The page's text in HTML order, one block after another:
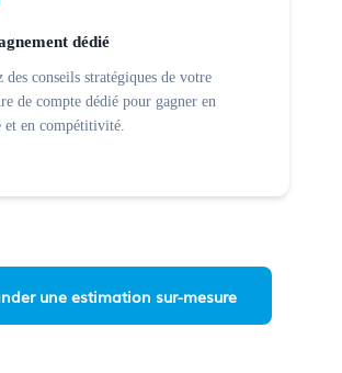
dédié
des conseils stratégiques de votre
de compte dédié pour gagner en
et en compétitivité.
une estimation sur-mesure